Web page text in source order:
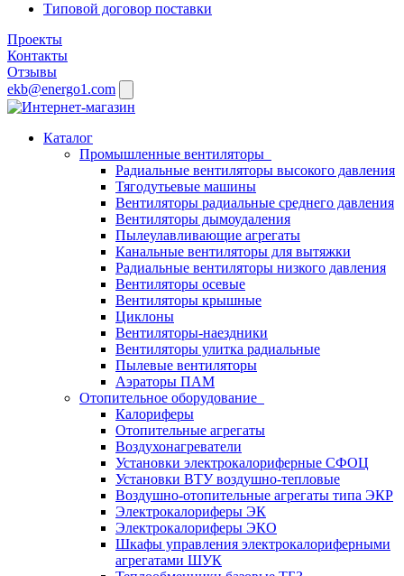
Типовой договор поставки
Проекты
Контакты
Отзывы
ekb@energo1.com
Каталог
Промышленные вентиляторы
Радиальные вентиляторы высокого давления
Тягодутьевые машины
Вентиляторы радиальные среднего давления
Вентиляторы дымоудаления
Пылеулавливающие агрегаты
Канальные вентиляторы для вытяжки
Радиальные вентиляторы низкого давления
Вентиляторы осевые
Вентиляторы крышные
Циклоны
Вентиляторы-наездники
Вентиляторы улитка радиальные
Пылевые вентиляторы
Аэраторы ПАМ
Отопительное оборудование
Калориферы
Отопительные агрегаты
Воздухонагреватели
Установки электрокалориферные СФОЦ
Установки ВТУ воздушно-тепловые
Воздушно-отопительные агрегаты типа ЭКР
Электрокалориферы ЭК
Электрокалориферы ЭКО
Шкафы управления электрокалориферными
агрегатами ШУК